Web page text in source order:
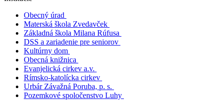
Obecný úrad
Materská škola Zvedavček
Základná škola Milana Rúfusa
DSS a zariadenie pre seniorov
Kultúrny dom
Obecná knižnica
Evanjelická cirkev a.v.
Rímsko-katolícka cirkev
Urbár Závažná Poruba, p. s.
Pozemkové spoločenstvo Luhy